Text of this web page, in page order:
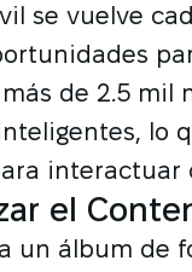
se vuelve
de 2.5 mil
lo
interactuar
el
un álbum de